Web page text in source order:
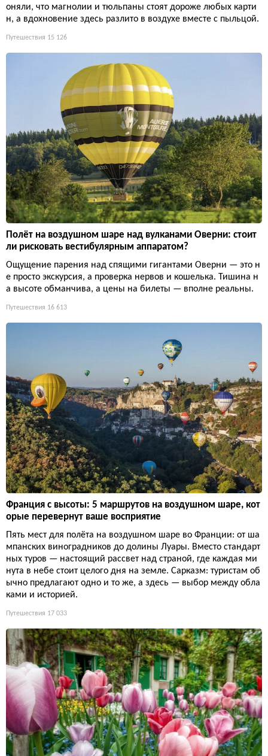
оняли, что магнолии и тюльпаны стоят дороже любых карти
н, а вдохновение здесь разлито в воздухе вместе с пыльцой.
Путешествия 15 126
Полёт на воздушном шаре над вулканами Оверни: стоит
ли рисковать вестибулярным аппаратом?
Ощущение парения над спящими гигантами Оверни — это н
е просто экскурсия, а проверка нервов и кошелька. Тишина н
а высоте обманчива, а цены на билеты — вполне реальны.
Путешествия 16 613
Франция с высоты: 5 маршрутов на воздушном шаре, кот
орые перевернут ваше восприятие
Пять мест для полёта на воздушном шаре во Франции: от ша
мпанских виноградников до долины Луары. Вместо стандарт
ных туров — настоящий рассвет над страной, где каждая ми
нута в небе стоит целого дня на земле. Сарказм: туристам об
ычно предлагают одно и то же, а здесь — выбор между обла
ками и историей.
Путешествия 17 033